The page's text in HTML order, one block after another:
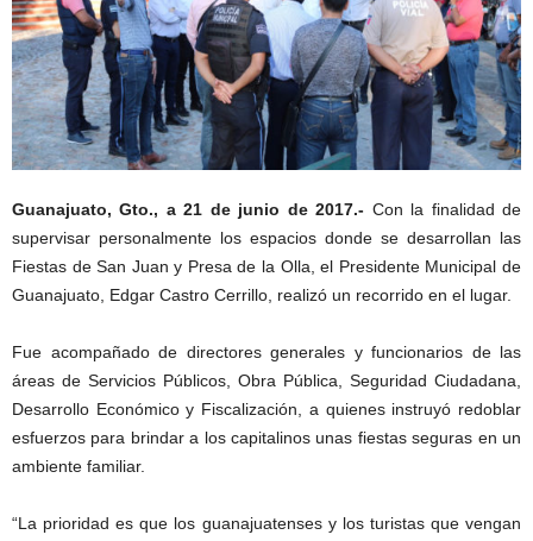
Guanajuato, Gto., a 21 de junio de 2017.- Con la finalidad de
supervisar personalmente los espacios donde se desarrollan las
Fiestas de San Juan y Presa de la Olla, el Presidente Municipal de
Guanajuato, Edgar Castro Cerrillo, realizó un recorrido en el lugar.
Fue acompañado de directores generales y funcionarios de las
áreas de Servicios Públicos, Obra Pública, Seguridad Ciudadana,
Desarrollo Económico y Fiscalización, a quienes instruyó redoblar
esfuerzos para brindar a los capitalinos unas fiestas seguras en un
ambiente familiar.
“La prioridad es que los guanajuatenses y los turistas que vengan